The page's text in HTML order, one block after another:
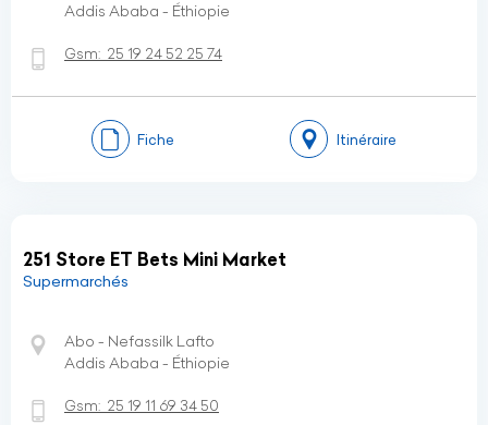
Addis Ababa - Éthiopie
Gsm: 25 19 24 52 25 74
Fiche Itinéraire
251 Store ET Bets Mini Market
Supermarchés
Abo - Nefassilk Lafto
Addis Ababa - Éthiopie
Gsm: 25 19 11 69 34 50